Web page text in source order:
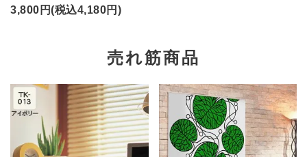
3,800円(税込4,180円)
売れ筋商品